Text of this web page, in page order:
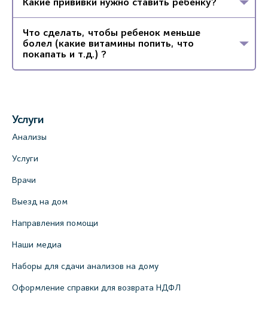
Что сделать, чтобы ребенок меньше
болел (какие витамины попить, что
покапать и т.д.) ?
Услуги
Анализы
Услуги
Врачи
Выезд на дом
Направления помощи
Наши медиа
Наборы для сдачи анализов на дому
Оформление справки для возврата НДФЛ